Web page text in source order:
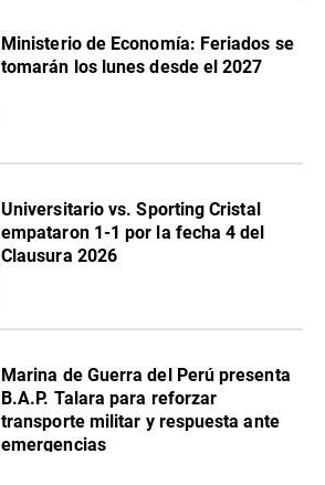
Ministerio de Economía: Feriados se
tomarán los lunes desde el 2027
Universitario vs. Sporting Cristal
empataron 1-1 por la fecha 4 del
Clausura 2026
Marina de Guerra del Perú presenta
B.A.P. Talara para reforzar
transporte militar y respuesta ante
emergencias